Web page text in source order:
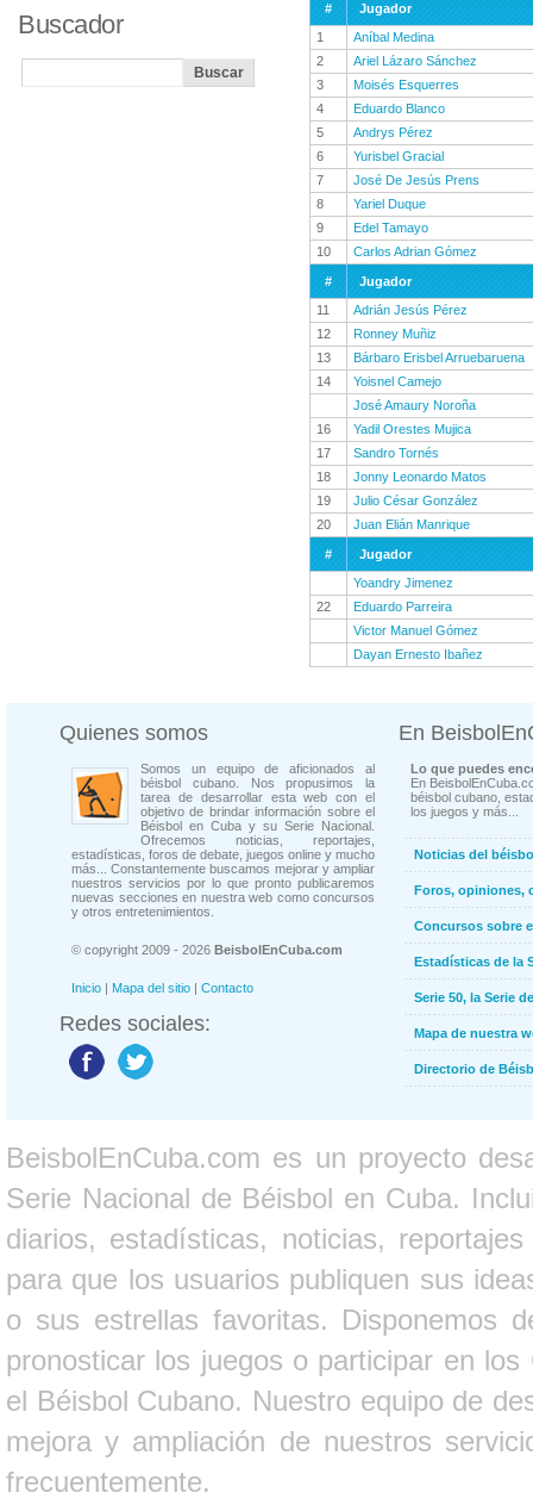
#
Jugador
1
Aníbal Medina
2
Ariel Lázaro Sánchez
3
Moisés Esquerres
4
Eduardo Blanco
5
Andrys Pérez
6
Yurisbel Gracial
7
José De Jesús Prens
8
Yariel Duque
9
Edel Tamayo
10
Carlos Adrian Gómez
#
Jugador
11
Adrián Jesús Pérez
12
Ronney Muñiz
13
Bárbaro Erisbel Arruebaruena
14
Yoisnel Camejo
José Amaury Noroña
16
Yadil Orestes Mujica
17
Sandro Tornés
18
Jonny Leonardo Matos
19
Julio César González
20
Juan Elián Manrique
#
Jugador
Yoandry Jimenez
22
Eduardo Parreira
Victor Manuel Gómez
Dayan Ernesto Ibañez
Buscador
Quienes somos
Somos un equipo de aficionados al
béisbol cubano. Nos propusimos la
tarea de desarrollar esta web con el
objetivo de brindar información sobre el
Béisbol en Cuba y su Serie Nacional.
Ofrecemos noticias, reportajes,
estadísticas, foros de debate, juegos online y mucho
más... Constantemente buscamos mejorar y ampliar
nuestros servicios por lo que pronto publicaremos
nuevas secciones en nuestra web como concursos
y otros entretenimientos.
© copyright 2009 - 2026 BeisbolEnCuba.com
Inicio | Mapa del sitio | Contacto
Redes sociales:
En
Lo que puedes
En
béisbol cubano,
los juegos y más...
Noticias del
Foros, opiniones,
Concursos sobre
Estadísticas de la
Serie 50, la Serie
Mapa de nuestra
Directorio de
BeisbolEnCuba.com es un proyecto
Serie Nacional de Béisbol en Cuba.
diarios, estadísticas, noticias,
para que los usuarios publiquen sus
o sus estrellas favoritas. Disponemos
pronosticar los juegos o participar en
el Béisbol Cubano. Nuestro equipo de
mejora y ampliación de nuestros
frecuentemente.